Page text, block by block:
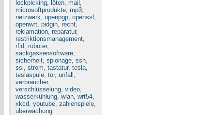
lockpicking, löten, mail ,
microsoftprodukte, mp3,
netzwerk, openpgp, openssl ,
openwrt, pidgin, recht,
reklamation, reparatur,
restriktionsmanagement,
rfid, roboter,
sackgassensoftware,
sicherheit, spionage, ssh,
ssl , strom, tastatur, tesla,
teslaspule, tor, unfall ,
verbraucher,
verschlüsselung, video,
wasserkühlung, wlan, wrt54,
xkcd, youtube, zahlenspiele,
überwachung